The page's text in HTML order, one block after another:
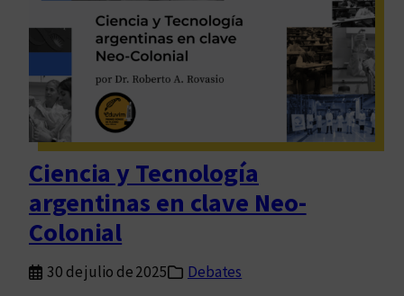
o
t
e
z
e
n
e
d
u
c
a
c
Ciencia y Tecnología
argentinas en clave Neo-
Colonial
30 de julio de 2025
Debates